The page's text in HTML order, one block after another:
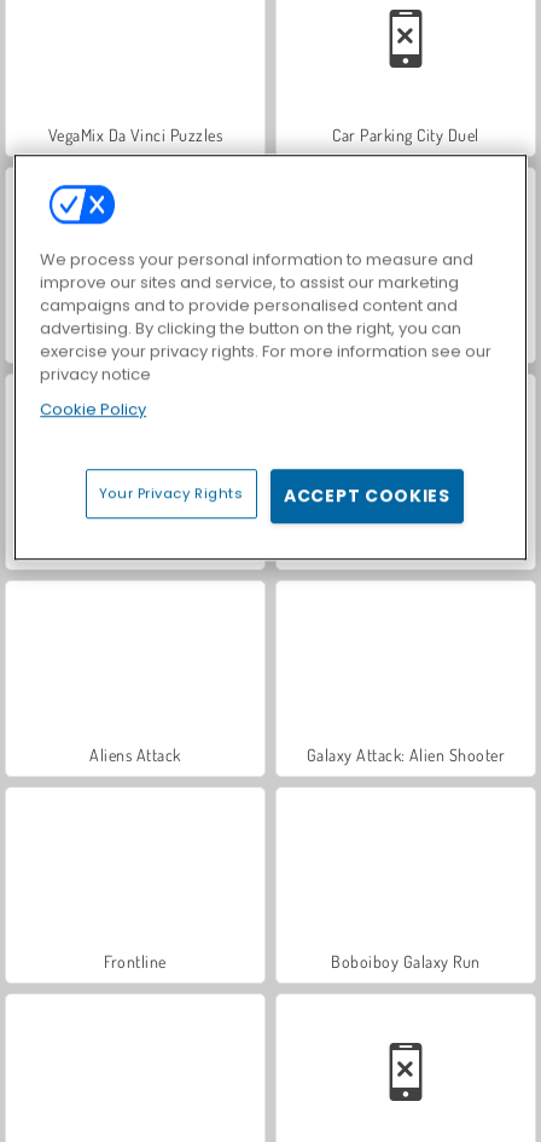
VegaMix Da Vinci Puzzles Car Parking City Duel
ASMR Makeover & Makeup Studio Farm Merge Valley
Aliens Attack Galaxy Attack: Alien Shooter
Frontline Boboiboy Galaxy Run
We process your personal information to measure and
improve our sites and service, to assist our marketing
campaigns and to provide personalised content and
advertising. By clicking the button on the right, you can
exercise your privacy rights. For more information see our
privacy notice
Cookie Policy
Your Privacy Rights ACCEPT COOKIES